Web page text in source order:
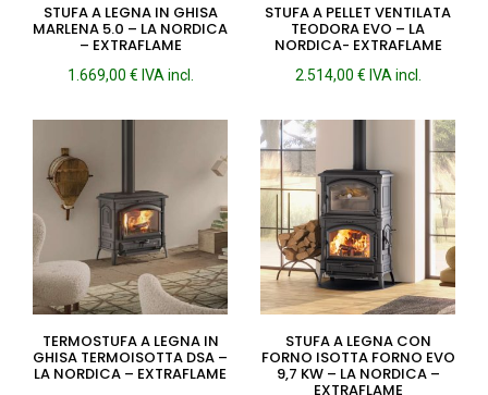
STUFA A LEGNA IN GHISA
MARLENA 5.0 – LA NORDICA
– EXTRAFLAME
1.669,00 € IVA incl.
STUFA A PELLET VENTILATA
TEODORA EVO – LA
NORDICA- EXTRAFLAME
2.514,00 € IVA incl.
TERMOSTUFA A LEGNA IN
GHISA TERMOISOTTA DSA –
LA NORDICA – EXTRAFLAME
STUFA A LEGNA CON
FORNO ISOTTA FORNO EVO
9,7 KW – LA NORDICA –
EXTRAFLAME